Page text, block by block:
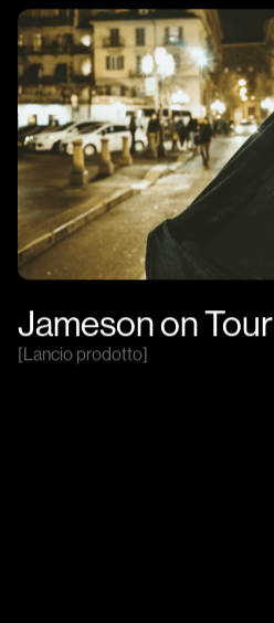
Jameson on Tour
[Lancio prodotto]